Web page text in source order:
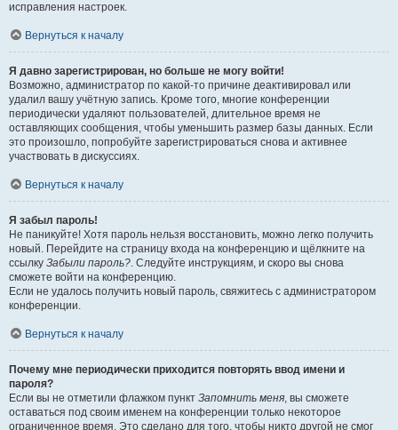
исправления настроек.
Вернуться к началу
Я давно зарегистрирован, но больше не могу войти!
Возможно, администратор по какой-то причине деактивировал или
удалил вашу учётную запись. Кроме того, многие конференции
периодически удаляют пользователей, длительное время не
оставляющих сообщения, чтобы уменьшить размер базы данных. Если
это произошло, попробуйте зарегистрироваться снова и активнее
участвовать в дискуссиях.
Вернуться к началу
Я забыл пароль!
Не паникуйте! Хотя пароль нельзя восстановить, можно легко получить
новый. Перейдите на страницу входа на конференцию и щёлкните на
ссылку Забыли пароль?. Следуйте инструкциям, и скоро вы снова
сможете войти на конференцию.
Если не удалось получить новый пароль, свяжитесь с администратором
конференции.
Вернуться к началу
Почему мне периодически приходится повторять ввод имени и
пароля?
Если вы не отметили флажком пункт Запомнить меня, вы сможете
оставаться под своим именем на конференции только некоторое
ограниченное время. Это сделано для того, чтобы никто другой не смог